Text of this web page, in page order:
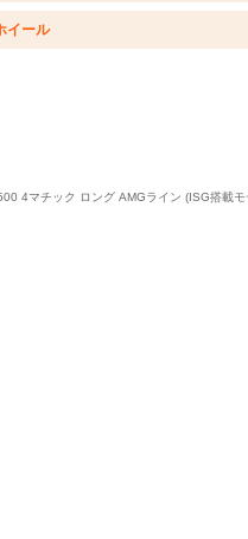
イール
4マチック ロング AMGライン (ISG搭載